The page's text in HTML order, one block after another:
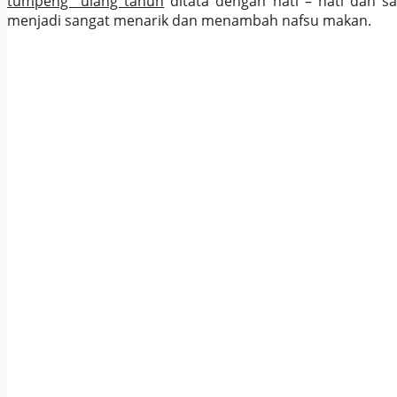
menjadi sangat menarik dan menambah nafsu makan.